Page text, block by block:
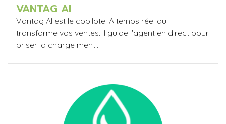
VANTAG AI
Vantag AI est le copilote IA temps réel qui
transforme vos ventes. Il guide l'agent en direct pour
briser la charge ment...